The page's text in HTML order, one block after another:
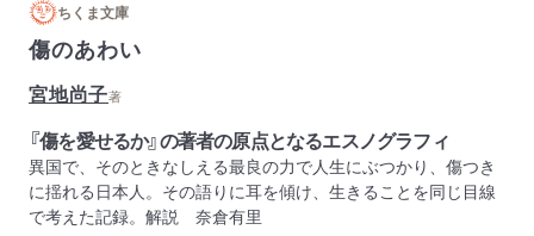
ちくま文庫
傷のあわい
宮地尚子著
『傷を愛せるか』の著者の原点となるエスノグラフィ
異国で、そのときなしえる最良の力で人生にぶつかり、傷つき
に揺れる日本人。その語りに耳を傾け、生きることを同じ目線
で考えた記録。解説 奈倉有里